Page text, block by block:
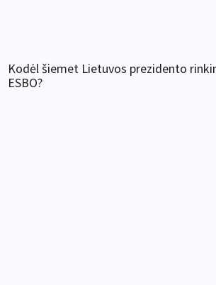
Kodėl šiemet Lietuvos prezidento
ESBO?